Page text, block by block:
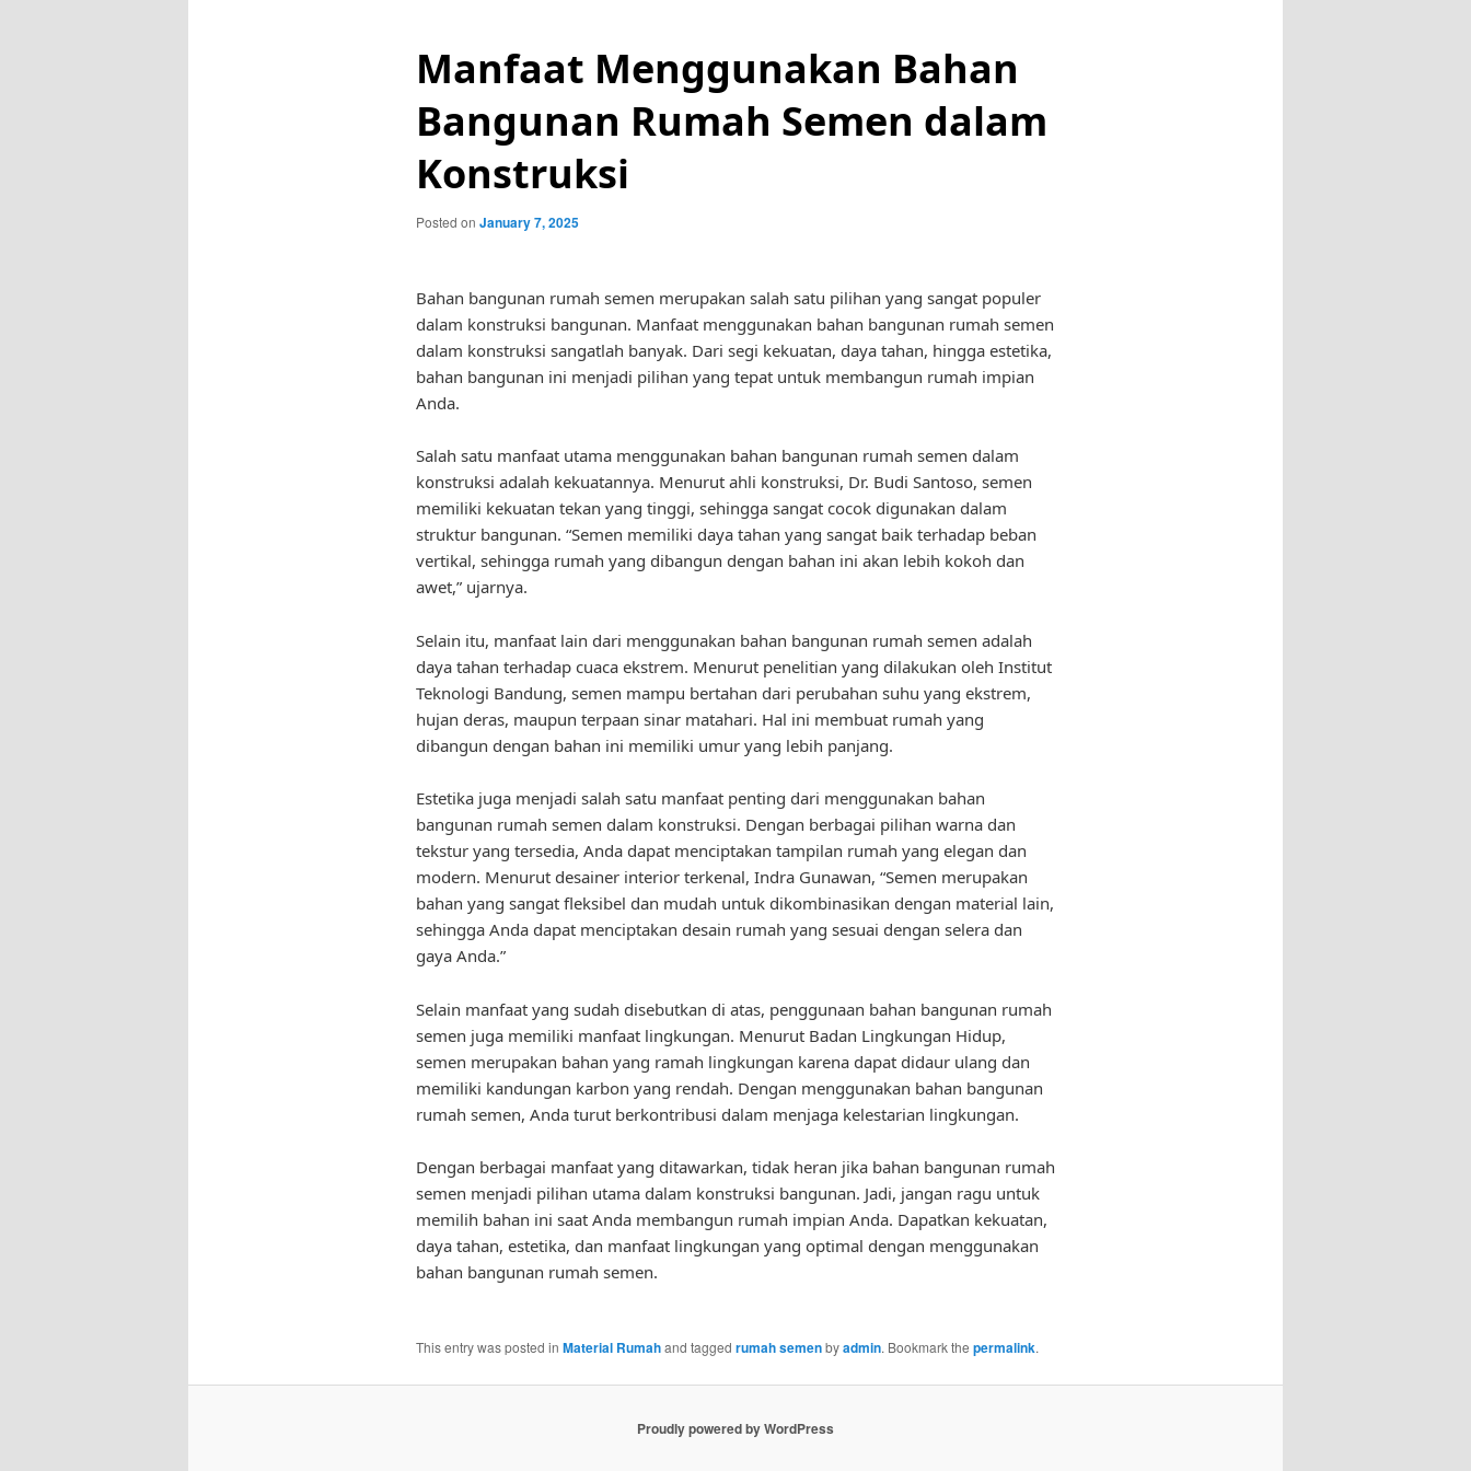
Manfaat Menggunakan Bahan
Bangunan Rumah Semen dalam
Konstruksi
Posted on January 7, 2025
Bahan bangunan rumah semen merupakan salah satu pilihan yang sangat populer
dalam konstruksi bangunan. Manfaat menggunakan bahan bangunan rumah semen
dalam konstruksi sangatlah banyak. Dari segi kekuatan, daya tahan, hingga estetika,
bahan bangunan ini menjadi pilihan yang tepat untuk membangun rumah impian
Anda.
Salah satu manfaat utama menggunakan bahan bangunan rumah semen dalam
konstruksi adalah kekuatannya. Menurut ahli konstruksi, Dr. Budi Santoso, semen
memiliki kekuatan tekan yang tinggi, sehingga sangat cocok digunakan dalam
struktur bangunan. “Semen memiliki daya tahan yang sangat baik terhadap beban
vertikal, sehingga rumah yang dibangun dengan bahan ini akan lebih kokoh dan
awet,” ujarnya.
Selain itu, manfaat lain dari menggunakan bahan bangunan rumah semen adalah
daya tahan terhadap cuaca ekstrem. Menurut penelitian yang dilakukan oleh Institut
Teknologi Bandung, semen mampu bertahan dari perubahan suhu yang ekstrem,
hujan deras, maupun terpaan sinar matahari. Hal ini membuat rumah yang
dibangun dengan bahan ini memiliki umur yang lebih panjang.
Estetika juga menjadi salah satu manfaat penting dari menggunakan bahan
bangunan rumah semen dalam konstruksi. Dengan berbagai pilihan warna dan
tekstur yang tersedia, Anda dapat menciptakan tampilan rumah yang elegan dan
modern. Menurut desainer interior terkenal, Indra Gunawan, “Semen merupakan
bahan yang sangat fleksibel dan mudah untuk dikombinasikan dengan material lain,
sehingga Anda dapat menciptakan desain rumah yang sesuai dengan selera dan
gaya Anda.”
Selain manfaat yang sudah disebutkan di atas, penggunaan bahan bangunan rumah
semen juga memiliki manfaat lingkungan. Menurut Badan Lingkungan Hidup,
semen merupakan bahan yang ramah lingkungan karena dapat didaur ulang dan
memiliki kandungan karbon yang rendah. Dengan menggunakan bahan bangunan
rumah semen, Anda turut berkontribusi dalam menjaga kelestarian lingkungan.
Dengan berbagai manfaat yang ditawarkan, tidak heran jika bahan bangunan rumah
semen menjadi pilihan utama dalam konstruksi bangunan. Jadi, jangan ragu untuk
memilih bahan ini saat Anda membangun rumah impian Anda. Dapatkan kekuatan,
daya tahan, estetika, dan manfaat lingkungan yang optimal dengan menggunakan
bahan bangunan rumah semen.
This entry was posted in Material Rumahand tagged rumah semenbyadmin. Bookmark the permalink.
Proudly powered by WordPress